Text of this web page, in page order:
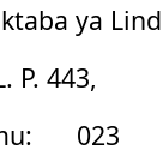
ya
P. 443,
023